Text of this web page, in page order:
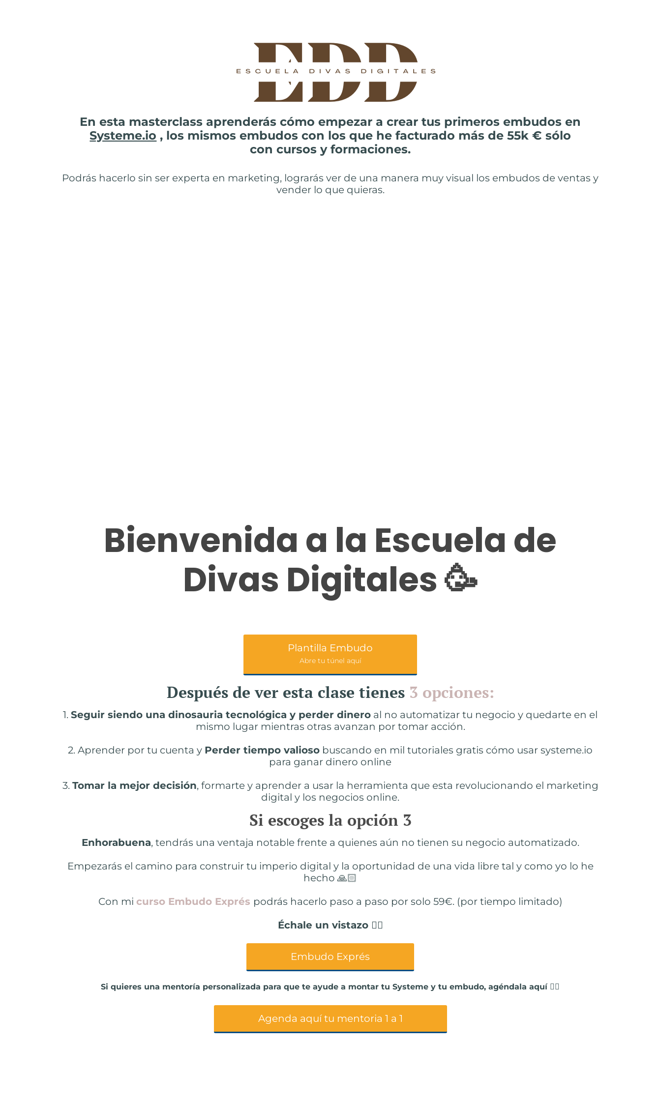
En esta masterclass aprenderás cómo empezar a crear tus primeros embudos en
Systeme.io , los mismos embudos con los que he facturado más de 55k € sólo
con cursos y formaciones.
Podrás hacerlo sin ser experta en marketing, lograrás ver de una manera muy visual los embudos de ventas y
vender lo que quieras.
Bienvenida a la Escuela de
Divas Digitales 🥳
Plantilla Embudo
Abre tu túnel aquí
Después de ver esta clase tienes 3 opciones:
1.Seguir siendo una dinosauria tecnológica y perder dinero al no automatizar tu negocio y quedarte en el
mismo lugar mientras otras avanzan por tomar acción.
2. Aprender por tu cuenta y Perder tiempo valioso buscando en mil tutoriales gratis cómo usar systeme.io
para ganar dinero online
3. Tomar la mejor decisión, formarte y aprender a usar la herramienta que esta revolucionando el marketing
digital y los negocios online.
Si escoges la opción 3
Enhorabuena, tendrás una ventaja notable frente a quienes aún no tienen su negocio automatizado.
Empezarás el camino para construir tu imperio digital y la oportunidad de una vida libre tal y como yo lo he
hecho 🙏🏻
Con mi curso Embudo Exprés podrás hacerlo paso a paso por solo 59€. (por tiempo limitado)
Échale un vistazo 👇🏻
Embudo Exprés
Si quieres una mentoría personalizada para que te ayude a montar tu Systeme y tu embudo, agéndala aquí 👇🏻
Agenda aquí tu mentoria 1 a 1